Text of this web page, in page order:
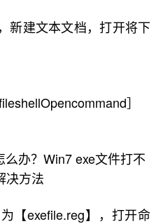
新建文本文档，打开将下
］
【exefile.reg】，打开命